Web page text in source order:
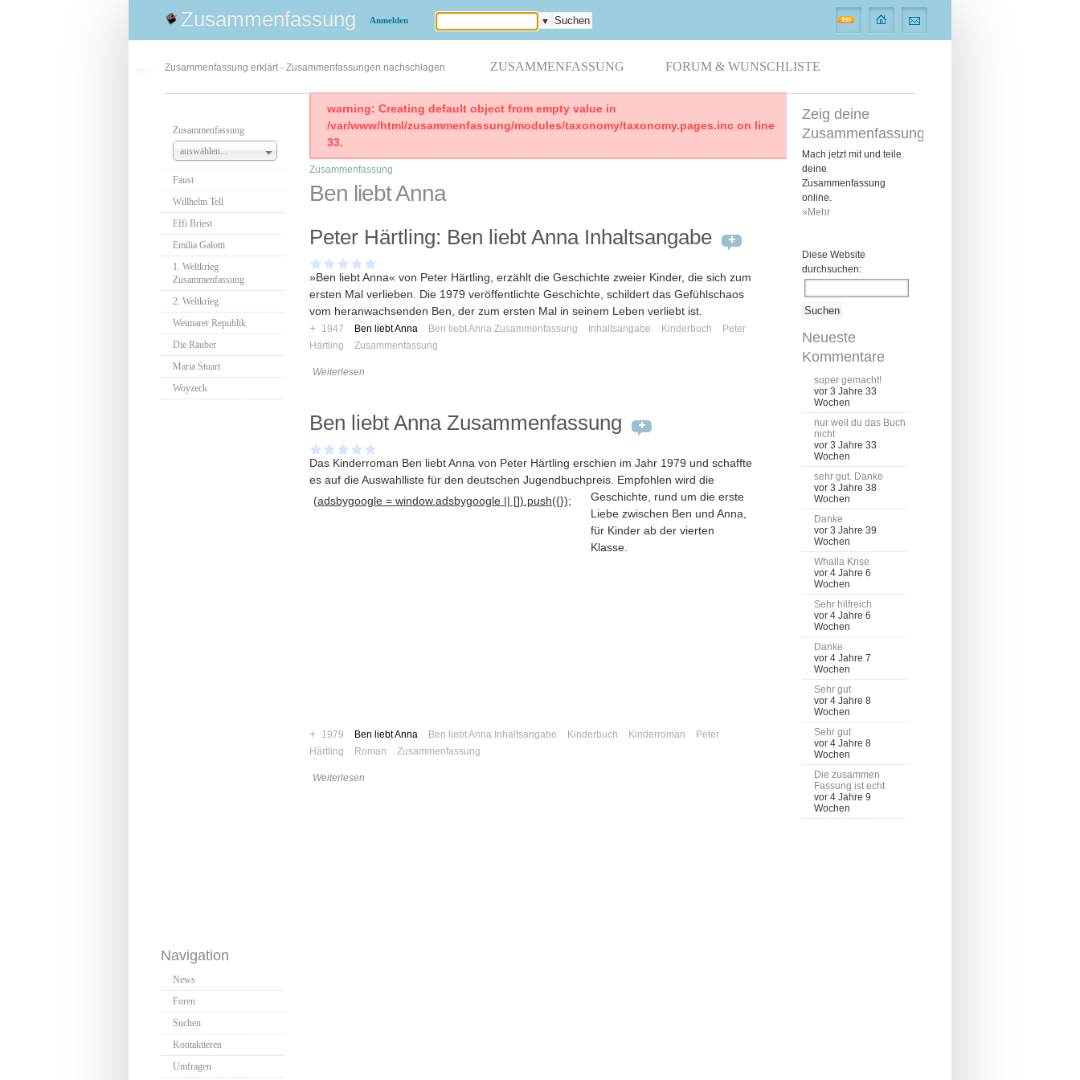
Zusammenfassung Anmelden ▼
Zusammenfassung erklärt - Zusammenfassungen nachschlagen ZUSAMMENFASSUNG FORUM & WUNSCHLISTE
Zusammenfassung
auswählen...
Faust
Willhelm Tell
Effi Briest
Emilia Galotti
1. Weltkrieg
Zusammenfassung
2. Weltkrieg
Weimarer Republik
Die Räuber
Maria Stuart
Woyzeck
Navigation
News
Foren
Suchen
Kontaktieren
Umfragen
warning: Creating default object from empty value in
/var/www/html/zusammenfassung/modules/taxonomy/taxonomy.pages.inc on line
33.
Zusammenfassung
Ben liebt Anna
Peter Härtling: Ben liebt Anna Inhaltsangabe
»Ben liebt Anna« von Peter Härtling, erzählt die Geschichte zweier Kinder, die sich zum
ersten Mal verlieben. Die 1979 veröffentlichte Geschichte, schildert das Gefühlschaos
vom heranwachsenden Ben, der zum ersten Mal in seinem Leben verliebt ist.
+ 1947 Ben liebt Anna Ben liebt Anna Zusammenfassung Inhaltsangabe Kinderbuch
Peter
Härtling
Zusammenfassung
Weiterlesen
Ben liebt Anna Zusammenfassung
Das Kinderroman Ben liebt Anna von Peter Härtling erschien im Jahr 1979 und schaffte
es auf die Auswahlliste für den deutschen Jugendbuchpreis
(adsbygoogle = window.adsbygoogle || []).push({});
. Empfohlen wird die
Geschichte, rund um die erste
Liebe zwischen Ben und Anna,
für Kinder ab der vierten
Klasse.
+ 1979 Ben liebt Anna Ben liebt Anna Inhaltsangabe Kinderbuch Kinderroman
Peter
Härtling
Roman Zusammenfassung
Weiterlesen
Zeig deine
Zusammenfassung
Mach jetzt mit und teile
deine
Zusammenfassung
online.
»Mehr
Diese Website
durchsuchen:
Neueste
Kommentare
super gemacht!
vor 3 Jahre 33
Wochen
nur weil du das Buch
nicht
vor 3 Jahre 33
Wochen
sehr gut. Danke
vor 3 Jahre 38
Wochen
Danke
vor 3 Jahre 39
Wochen
Whalla Krise
vor 4 Jahre 6
Wochen
Sehr hilfreich
vor 4 Jahre 6
Wochen
Danke
vor 4 Jahre 7
Wochen
Sehr gut
vor 4 Jahre 8
Wochen
Sehr gut
vor 4 Jahre 8
Wochen
Die zusammen
Fassung ist echt
vor 4 Jahre 9
Wochen